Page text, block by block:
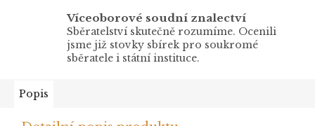
Víceoborové soudní znalectví
Sběratelství skutečně rozumíme. Ocenili
jsme již stovky sbírek pro soukromé
sběratele i státní instituce.
Popis